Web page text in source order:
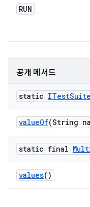
RUN
공개 메서드
static ITestSuite
valueOf(String
static final
values()